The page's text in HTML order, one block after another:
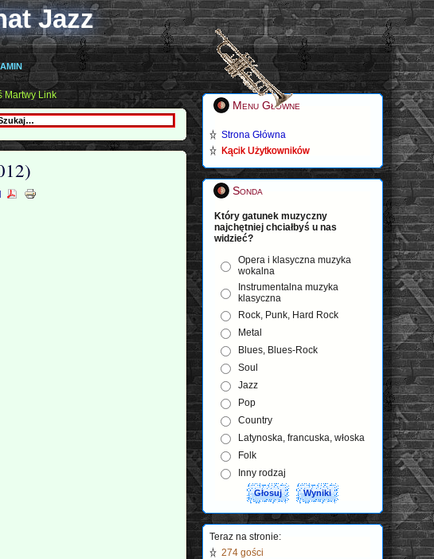
Jazz
Martwy Link
Menu Główne
Strona Główna
Kącik Użytkowników
Sonda
Który gatunek muzyczny
najchętniej chciałbyś u nas
widzieć?
Opera i klasyczna muzyka
wokalna
Instrumentalna muzyka
klasyczna
Rock, Punk, Hard Rock
Metal
Blues, Blues-Rock
Soul
Jazz
Pop
Country
Latynoska, francuska, włoska
Folk
Inny rodzaj
Teraz na stronie:
274 gości